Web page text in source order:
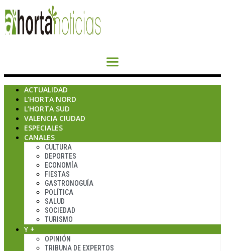
ACTUALIDAD
L’HORTA NORD
L’HORTA SUD
VALENCIA CIUDAD
ESPECIALES
CANALES
CULTURA
DEPORTES
ECONOMÍA
FIESTAS
GASTRONOGUÍA
POLÍTICA
SALUD
SOCIEDAD
TURISMO
Y +
OPINIÓN
TRIBUNA DE EXPERTOS